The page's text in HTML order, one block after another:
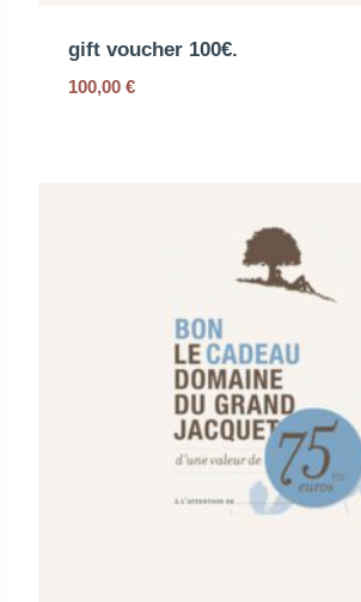
gift voucher 100€.
100,00 €